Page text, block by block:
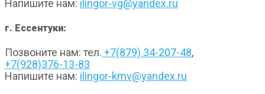
Напишите нам: ilingor-vg@yandex.ru
г. Ессентуки:
Позвоните нам: тел. +7(879) 34-207-48,
+7(928)376-13-83
Напишите нам: ilingor-kmv@yandex.ru